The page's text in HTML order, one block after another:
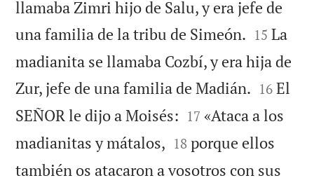
llamaba Zimri hijo de Salu, y era jefe de
una familia de la tribu de Simeón. 

15 La
madianita se llamaba Cozbí, y era hija de
Zur, jefe de una familia de Madián. 

16 El
SEÑOR le dijo a Moisés: 

17 «Ataca a los
madianitas y mátalos, 

18 porque ellos
también os atacaron a vosotros con sus